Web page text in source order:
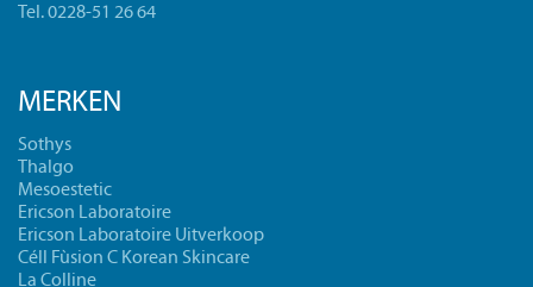
Tel. 0228-51 26 64
MERKEN
Sothys
Thalgo
Mesoestetic
Ericson Laboratoire
Ericson Laboratoire Uitverkoop
Céll Fùsion C Korean Skincare
La Colline